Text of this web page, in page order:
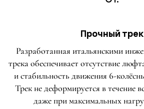
Прочный трек
Разработанная итальянскими
трека обеспечивает отсутствие
и стабильность движения 6-
Трек не деформируется в течение
даже при максимальных